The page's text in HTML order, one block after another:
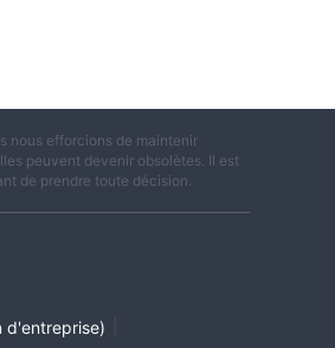
nous efforcions de maintenir
peuvent devenir obsolètes. Il est
de prendre toute décision.
d'entreprise)